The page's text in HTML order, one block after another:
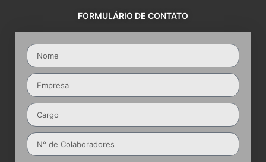
FORMULÁRIO DE CONTATO